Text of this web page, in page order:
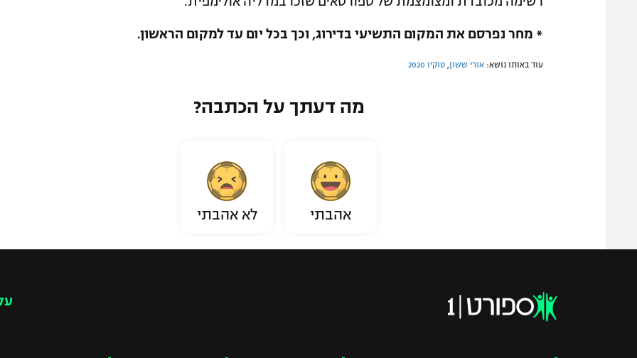
* מחר נפרסם את המקום התשיעי בדירוג, וכך בכל יום עד למקום הראשון.
עוד באותו נושא: אורי ששון טוקיו 2020
מה דעתך על הכתבה?
אהבתי לא אהבתי